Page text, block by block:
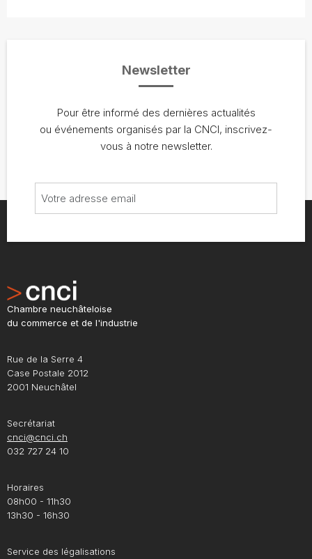
Newsletter
Pour être informé des dernières actualités
ou événements organisés par la CNCI, inscrivez-
vous à notre newsletter.
Chambre neuchâteloise
du commerce et de l'industrie
Rue de la Serre 4
Case Postale 2012
2001 Neuchâtel
Secrétariat
cnci@cnci.ch
032 727 24 10
Horaires
08h00 - 11h30
13h30 - 16h30
Service des légalisations